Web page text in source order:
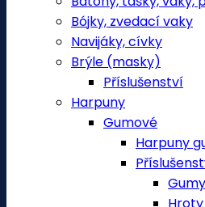
Bójky, zvedací vaky
Navijáky, cívky
Brýle (masky)
Příslušenství
Harpuny
Gumové
Harpuny
Gumy
Hroty